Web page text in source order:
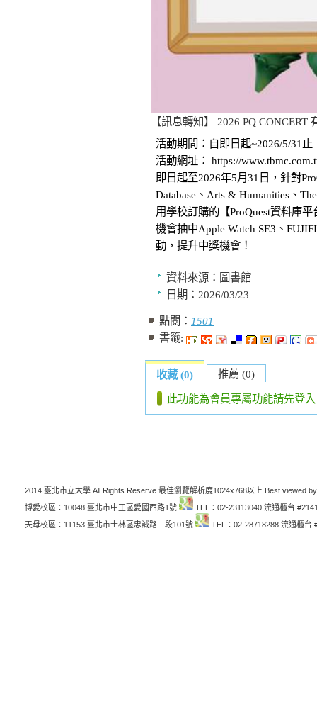
【訊息轉知】 2026 PQ CONCERT
活動期間：自即日起~2026/5/31止
活動網址： https://
即日起至2026年5月31日，針對
Database、Arts & Humanities、
用學校訂購的【ProQuest資料庫
機會抽中Apple Watch SE3、
動，提升中獎機會！
資料來源： 圖書館
日期： 2026/03/23
點閱： 1501
書籤:
收藏 (0) 推薦 (0)
此功能為會員專屬功能請先登入
2014 臺北市立大學 All Rights Reserve 最佳瀏覽解析度1024x768以上 Best viewed
博愛校區：10048 臺北市中正區愛國西路1號
TEL：02-23113040 流通櫃台
天母校區：11153 臺北市士林區忠誠路二段101號
TEL：02-28718288 流通櫃台